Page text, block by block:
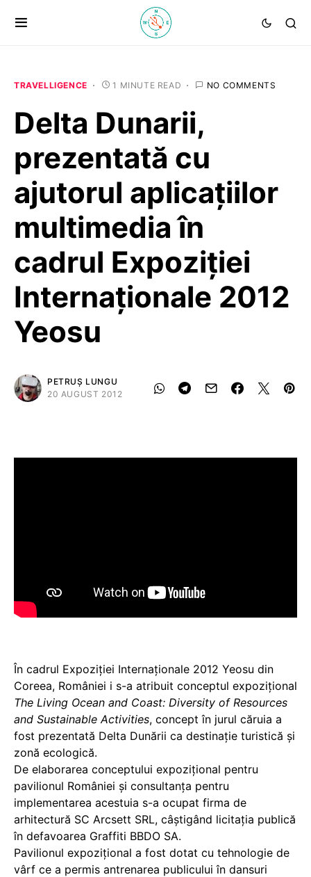
TRAVELLIGENCE 1 MINUTE READ NO COMMENTS
Delta Dunarii,
prezentată cu
ajutorul aplicațiilor
multimedia în
cadrul Expoziţiei
Internaţionale 2012
Yeosu
PETRUȘ LUNGU
20 AUGUST 2012
În cadrul Expoziţiei Internaţionale 2012 Yeosu din
Coreea, României i s-a atribuit conceptul expoziţional
The Living Ocean and Coast: Diversity of Resources
and Sustainable Activities, concept în jurul căruia a
fost prezentată Delta Dunării ca destinaţie turistică şi
zonă ecologică.
De elaborarea conceptului expoziţional pentru
pavilionul României şi consultanţa pentru
implementarea acestuia s-a ocupat firma de
arhitectură SC Arcsett SRL, câştigând licitaţia publică
în defavoarea Graffiti BBDO SA.
Pavilionul expoziţional a fost dotat cu tehnologie de
vârf ce a permis antrenarea publicului în dansuri